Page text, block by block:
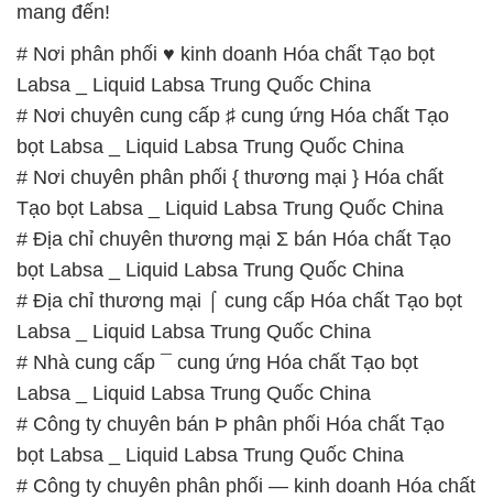
mang đến!
# Nơi phân phối ♥ kinh doanh Hóa chất Tạo bọt
Labsa _ Liquid Labsa Trung Quốc China
# Nơi chuyên cung cấp ♯ cung ứng Hóa chất Tạo
bọt Labsa _ Liquid Labsa Trung Quốc China
# Nơi chuyên phân phối { thương mại } Hóa chất
Tạo bọt Labsa _ Liquid Labsa Trung Quốc China
# Địa chỉ chuyên thương mại Σ bán Hóa chất Tạo
bọt Labsa _ Liquid Labsa Trung Quốc China
# Địa chỉ thương mại ⌠ cung cấp Hóa chất Tạo bọt
Labsa _ Liquid Labsa Trung Quốc China
# Nhà cung cấp ¯ cung ứng Hóa chất Tạo bọt
Labsa _ Liquid Labsa Trung Quốc China
# Công ty chuyên bán Þ phân phối Hóa chất Tạo
bọt Labsa _ Liquid Labsa Trung Quốc China
# Công ty chuyên phân phối — kinh doanh Hóa chất